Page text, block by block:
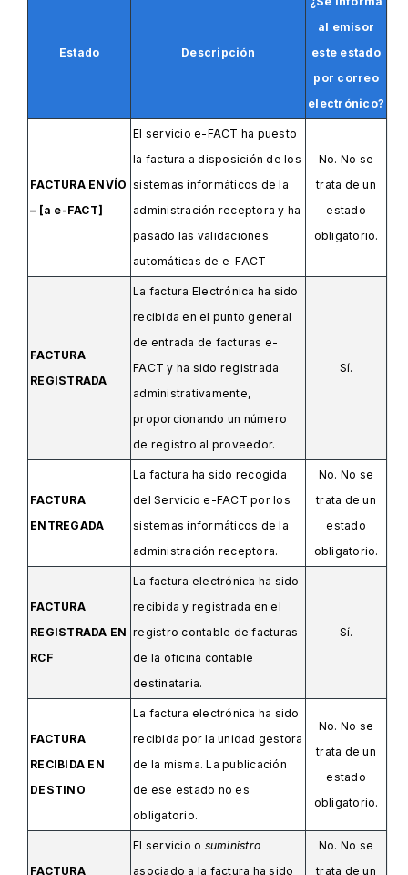
Estado Descripción
al emisor
este estado
por correo
electrónico?
FACTURA ENVÍO
– [a e-FACT]
El servicio e-FACT ha puesto
la factura a disposición de los
sistemas informáticos de la
administración receptora y ha
pasado las validaciones
automáticas de e-FACT
No. No se
trata de un
estado
obligatorio.
FACTURA
REGISTRADA
La factura Electrónica ha sido
recibida en el punto general
de entrada de facturas e-
FACT y ha sido registrada
administrativamente,
proporcionando un número
de registro al proveedor.
Sí.
FACTURA
ENTREGADA
La factura ha sido recogida
del Servicio e-FACT por los
sistemas informáticos de la
administración receptora.
No. No se
trata de un
estado
obligatorio.
FACTURA
REGISTRADA EN
RCF
La factura electrónica ha sido
recibida y registrada en el
registro contable de facturas
de la oficina contable
destinataria.
Sí.
FACTURA
RECIBIDA EN
DESTINO
La factura electrónica ha sido
recibida por la unidad gestora
de la misma. La publicación
de ese estado no es
obligatorio.
No. No se
trata de un
estado
obligatorio.
FACTURA
El servicio o suministro
asociado a la factura ha sido
No. No se
trata de un